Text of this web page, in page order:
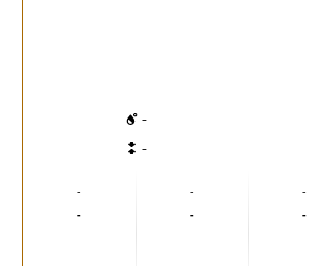
-
-
-
-
-
-
-
-